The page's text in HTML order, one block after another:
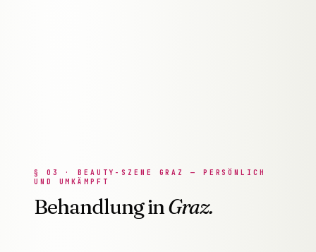
§ 03 ·
BEAUTY-SZENE GRAZ — PERSÖNLICH
UND UMKÄMPFT
Behandlung inGraz.